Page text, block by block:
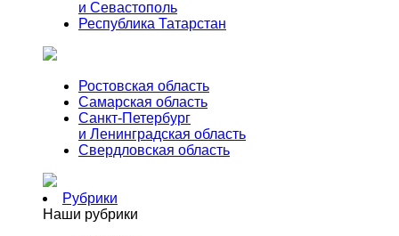
и Севастополь
Республика Татарстан
Ростовская область
Самарская область
Санкт-Петербург
и Ленинградская область
Свердловская область
Рубрики
Наши рубрики